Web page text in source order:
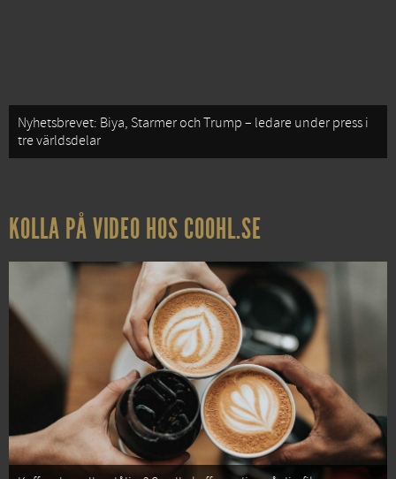
Nyhetsbrevet: Biya, Starmer och Trump – ledare under press i
tre världsdelar
KOLLA PÅ VIDEO HOS COOHL.SE